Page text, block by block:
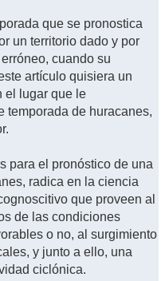
que se pronostica
un territorio dado y por
cuando su
artículo quisiera un
el lugar que le
temporada de huracanes,
para el pronóstico de una
radica en la ciencia
que proveen al
de las condiciones
o no, al surgimiento
y junto a ello, una
ciclónica.